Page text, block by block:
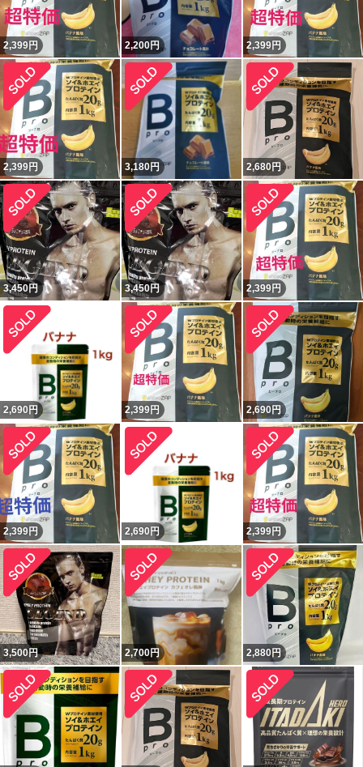
2,399円 2,200円 2,399円
2,399円 3,180円 2,680円
3,450円 3,450円 2,399円
2,690 円 2,399円 2,690円
2,399円 2,690 円 2,399円
3,500円 2,700円 2,880円